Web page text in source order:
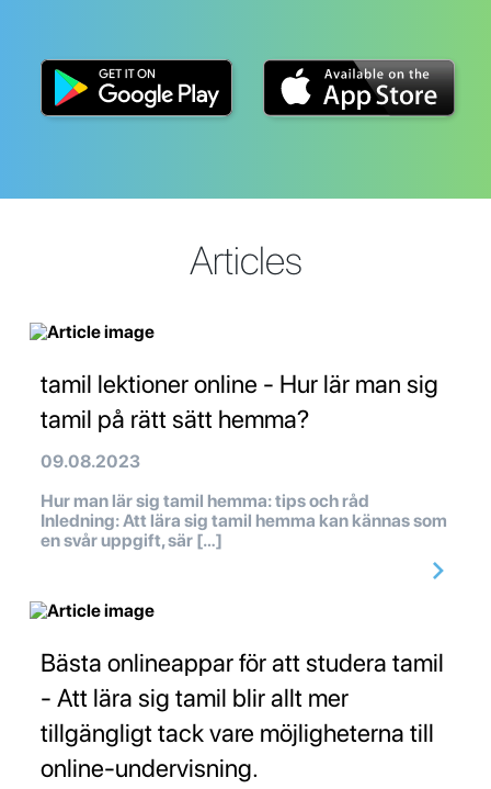
Articles
tamil lektioner online - Hur lär man sig
tamil på rätt sätt hemma?
09.08.2023
Hur man lär sig tamil hemma: tips och råd
Inledning: Att lära sig tamil hemma kan kännas som
en svår uppgift, sär […]
Bästa onlineappar för att studera tamil
- Att lära sig tamil blir allt mer
tillgängligt tack vare möjligheterna till
online-undervisning.